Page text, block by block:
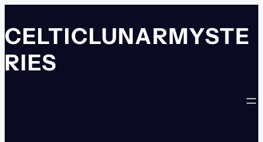
springen
CELTICLUNARMYSTE
RIES